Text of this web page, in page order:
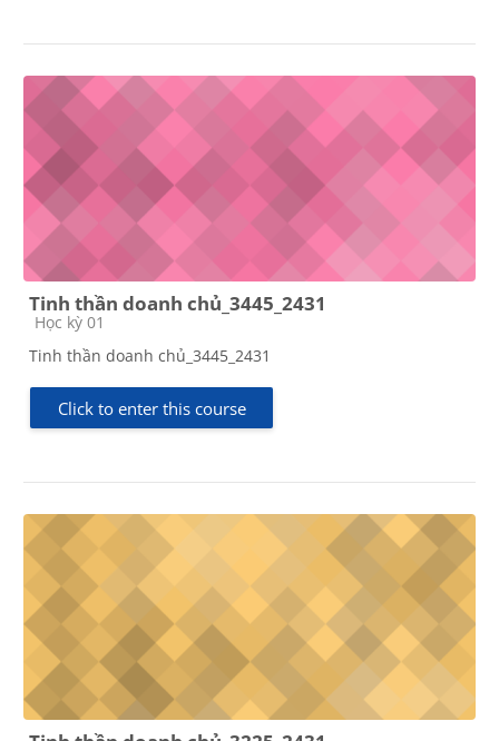
Tinh thần doanh chủ_3445_2431
Course category
Học kỳ 01
Tinh thần doanh chủ_3445_2431
Click to enter this course